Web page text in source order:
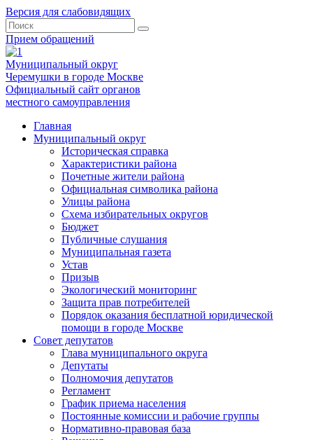
Версия для слабовидящих
Прием обращений
Муниципальный округ
Черемушки в городе Москве
Официальный сайт органов
местного самоуправления
Главная
Муниципальный округ
Историческая справка
Характеристики района
Почетные жители района
Официальная символика района
Улицы района
Схема избирательных округов
Бюджет
Публичные слушания
Муниципальная газета
Устав
Призыв
Экологический мониторинг
Защита прав потребителей
Порядок оказания бесплатной юридической
помощи в городе Москве
Совет депутатов
Глава муниципального округа
Депутаты
Полномочия депутатов
Регламент
График приема населения
Постоянные комиссии и рабочие группы
Нормативно-правовая база